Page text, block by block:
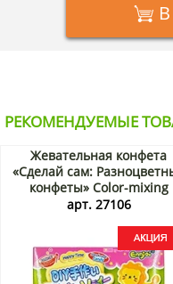
РЕКОМЕНДУЕМЫЕ
Жевательная конфета
«Сделай сам:
конфеты» Color-mixing
Candy Guandong Lefen,
арт. 27106